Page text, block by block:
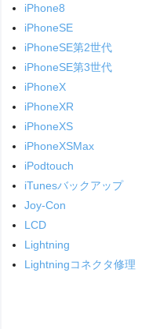
iPhone8
iPhoneSE
iPhoneSE第2世代
iPhoneSE第3世代
iPhoneX
iPhoneXR
iPhoneXS
iPhoneXSMax
iPodtouch
iTunesバックアップ
Joy-Con
LCD
Lightning
Lightningコネクタ修理